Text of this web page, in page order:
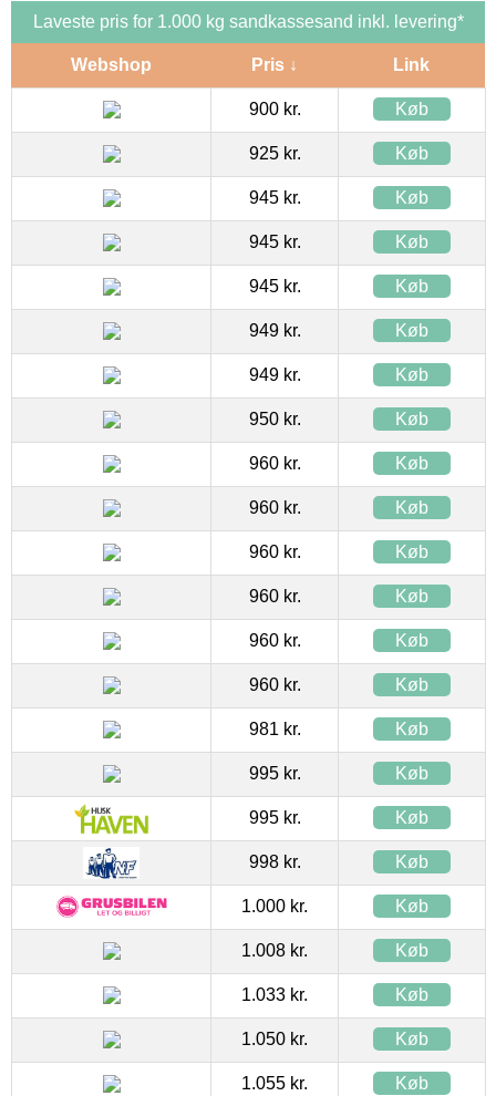
Laveste pris for 1.000 kg sandkassesand inkl. levering*
Webshop Pris ↓ Link
900 kr. Køb
925 kr. Køb
945 kr. Køb
945 kr. Køb
945 kr. Køb
949 kr. Køb
949 kr. Køb
950 kr. Køb
960 kr. Køb
960 kr. Køb
960 kr. Køb
960 kr. Køb
960 kr. Køb
960 kr. Køb
981 kr. Køb
995 kr. Køb
995 kr. Køb
998 kr. Køb
1.000 kr. Køb
1.008 kr. Køb
1.033 kr. Køb
1.050 kr. Køb
1.055 kr. Køb